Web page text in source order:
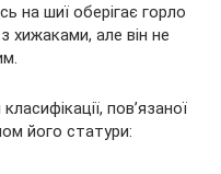
на шиї оберігає горло
хижаками, але він не
пов’язаної
його статури: